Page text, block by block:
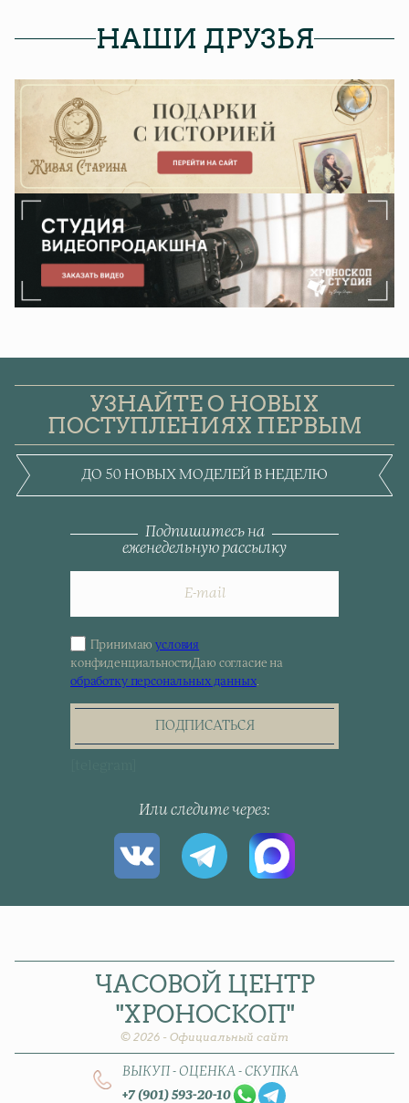
НАШИ ДРУЗЬЯ
УЗНАЙТЕ О НОВЫХ
ПОСТУПЛЕНИЯХ ПЕРВЫМ
ДО 50 НОВЫХ МОДЕЛЕЙ В НЕДЕЛЮ
Подпишитесь на
еженедельную рассылку
Sign
up
for
the
Принимаюусловия
конфиденциальностиДаю согласие на
обработку персональных данных.
ПОДПИСАТЬСЯ
Или следите через
ЧАСОВОЙ ЦЕНТР
"ХРОНОСКОП"
© 2026 - Официальный сайт
ВЫКУП - ОЦЕНКА - СКУПКА
+7 (901) 593-20-10